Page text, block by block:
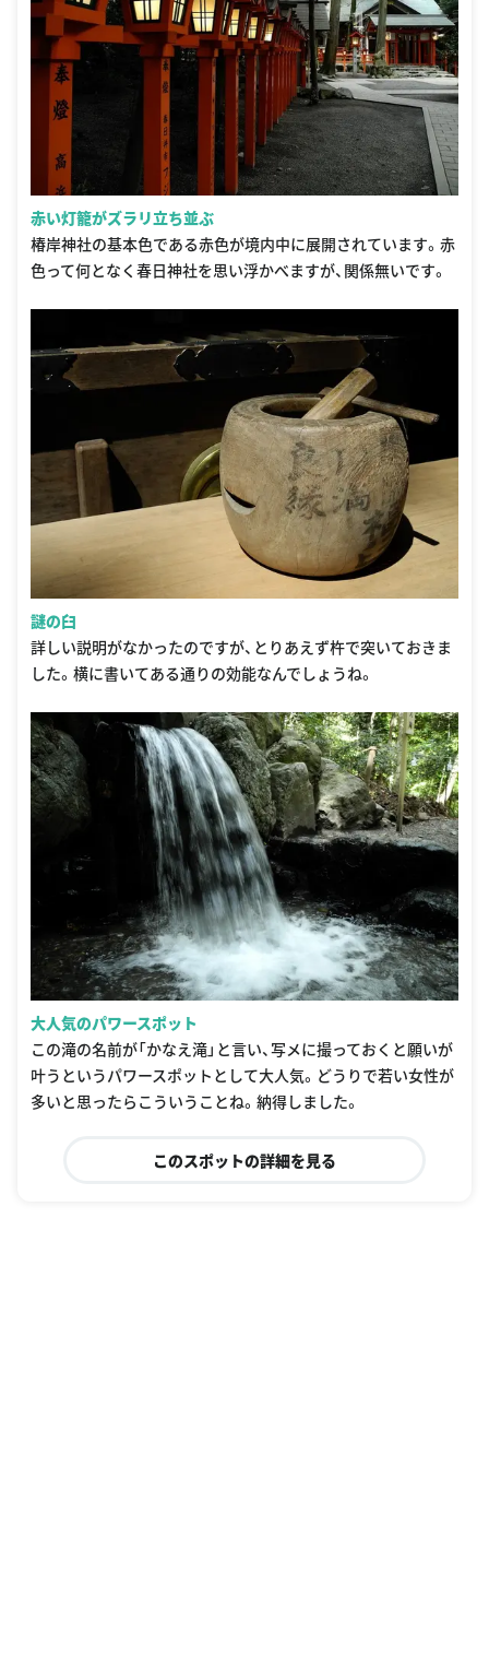
赤い灯籠がズラリ立ち並ぶ
椿岸神社の基本色である赤色が境内中に展開されています。赤
色って何となく春日神社を思い浮かべますが、関係無いです。
謎の臼
詳しい説明がなかったのですが、とりあえず杵で突いておきま
した。横に書いてある通りの効能なんでしょうね。
大人気のパワースポット
この滝の名前が「かなえ滝」と言い、写メに撮っておくと願いが
叶うというパワースポットとして大人気。どうりで若い女性が
多いと思ったらこういうことね。納得しました。
このスポットの詳細を見る